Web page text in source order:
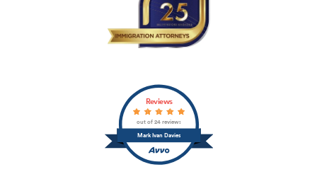
Mark Ivan Davies
Reviews
out of 24 reviews